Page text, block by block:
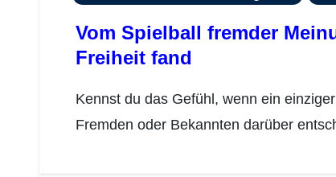
Vom Spielball fremder
Freiheit fand
Kennst du das Gefühl, wenn ein einziger kritischer Satz eines anderen Menschen deinen ganzen Tag ruinieren kann? Wenn die Meinung von
Fremden oder Bekannten darüber